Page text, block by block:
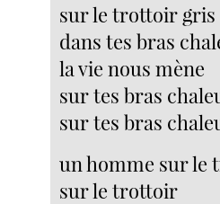
sur le trottoir gris
dans tes bras
la vie nous mène
sur tes bras
sur tes bras
un homme sur le
sur le trottoir